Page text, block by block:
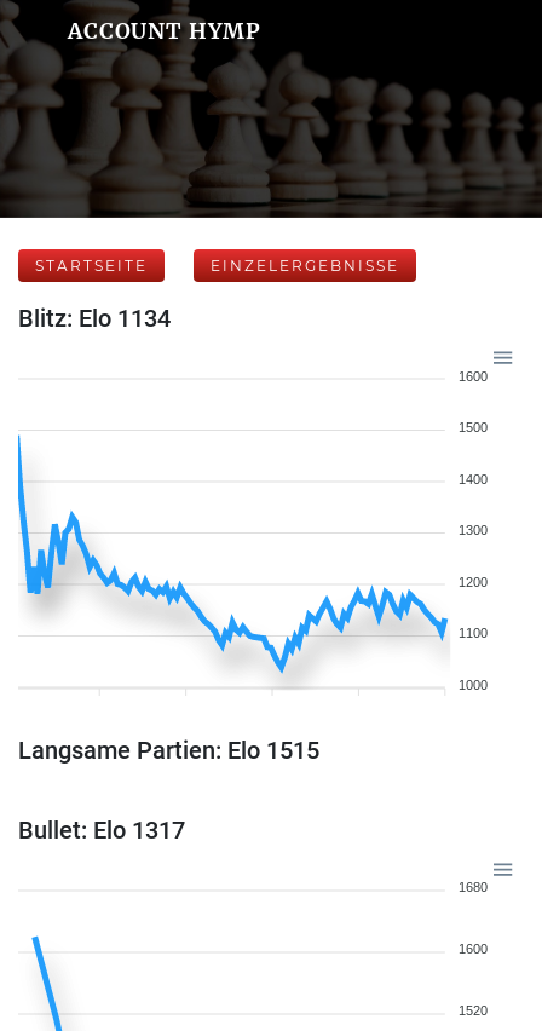
ACCOUNT HYMP
STARTSEITE EINZELERGEBNISSE
Blitz: Elo 1134
1600
1500
1400
1300
1200
1100
1000
Langsame Partien: Elo 1515
Bullet: Elo 1317
1680
1600
1520